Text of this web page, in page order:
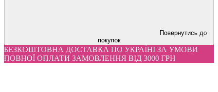
Повернутись до
покупок
БЕЗКОШТОВНА ДОСТАВКА ПО УКРАЇНІ ЗА УМОВИ
ПОВНОЇ ОПЛАТИ ЗАМОВЛЕННЯ ВІД 3000 ГРН